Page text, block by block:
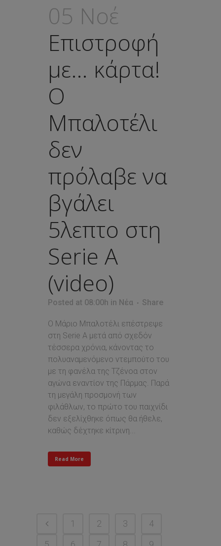
05 Νοέ
Επιστροφή
με… κάρτα!
Ο
Μπαλοτέλι
δεν
πρόλαβε να
βγάλει
5λεπτο στη
Serie A
(video)
Posted at 08:00h in Νέα Share
Ο Μάριο Μπαλοτέλι επέστρεψε
στη Serie A μετά από σχεδόν
τέσσερα χρόνια, κάνοντας το
πολυαναμενόμενο ντεμπούτο του
με τη φανέλα της Τζένοα στον
αγώνα εναντίον της Πάρμας. Παρά
τη μεγάλη προσμονή των
φιλάθλων, το πρώτο του παιχνίδι
δεν εξελίχθηκε όπως θα ήθελε,
καθώς δέχτηκε κίτρινη...
Read More
1 2 3
4